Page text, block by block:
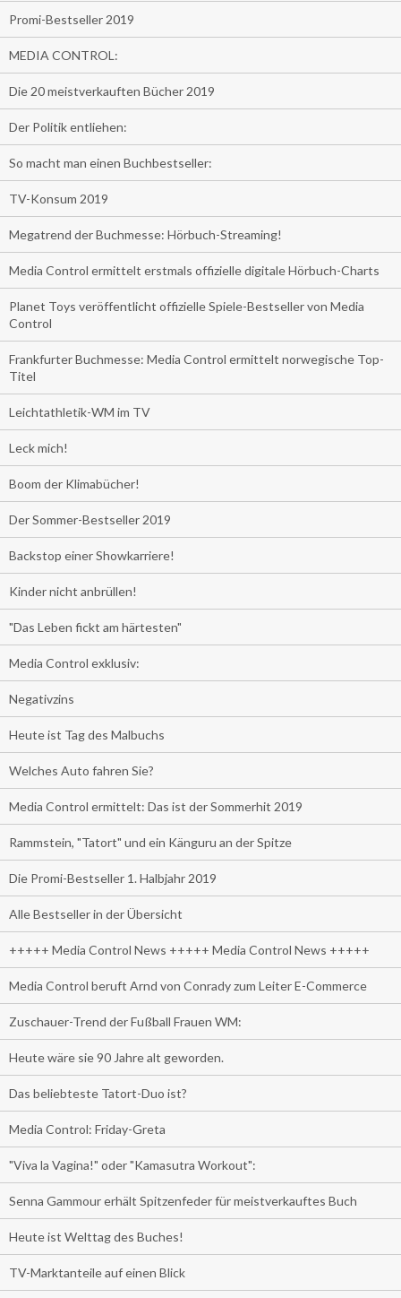
Promi-Bestseller 2019
MEDIA CONTROL:
Die 20 meistverkauften Bücher 2019
Der Politik entliehen:
So macht man einen Buchbestseller:
TV-Konsum 2019
Megatrend der Buchmesse: Hörbuch-Streaming!
Media Control ermittelt erstmals offizielle digitale Hörbuch-Charts
Planet Toys veröffentlicht offizielle Spiele-Bestseller von Media
Control
Frankfurter Buchmesse: Media Control ermittelt norwegische Top-
Titel
Leichtathletik-WM im TV
Leck mich!
Boom der Klimabücher!
Der Sommer-Bestseller 2019
Backstop einer Showkarriere!
Kinder nicht anbrüllen!
"Das Leben fickt am härtesten"
Media Control exklusiv:
Negativzins
Heute ist Tag des Malbuchs
Welches Auto fahren Sie?
Media Control ermittelt: Das ist der Sommerhit 2019
Rammstein, "Tatort" und ein Känguru an der Spitze
Die Promi-Bestseller 1. Halbjahr 2019
Alle Bestseller in der Übersicht
+++++ Media Control News +++++ Media Control News +++++
Media Control beruft Arnd von Conrady zum Leiter E-Commerce
Zuschauer-Trend der Fußball Frauen WM:
Heute wäre sie 90 Jahre alt geworden.
Das beliebteste Tatort-Duo ist?
Media Control: Friday-Greta
"Viva la Vagina!" oder "Kamasutra Workout":
Senna Gammour erhält Spitzenfeder für meistverkauftes Buch
Heute ist Welttag des Buches!
TV-Marktanteile auf einen Blick